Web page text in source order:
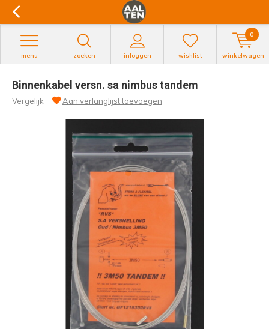
zoeken inloggen
menu wishlist winkelwagen
0
Binnenkabel versn. sa nimbus tandem
Vergelijk Aan verlanglijst toevoegen